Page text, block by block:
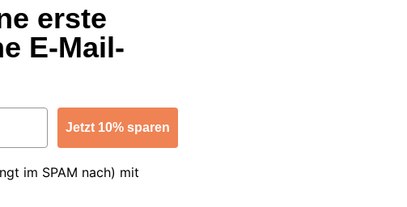
erste
E-Mail-
Jetzt 10% sparen
im SPAM nach) mit